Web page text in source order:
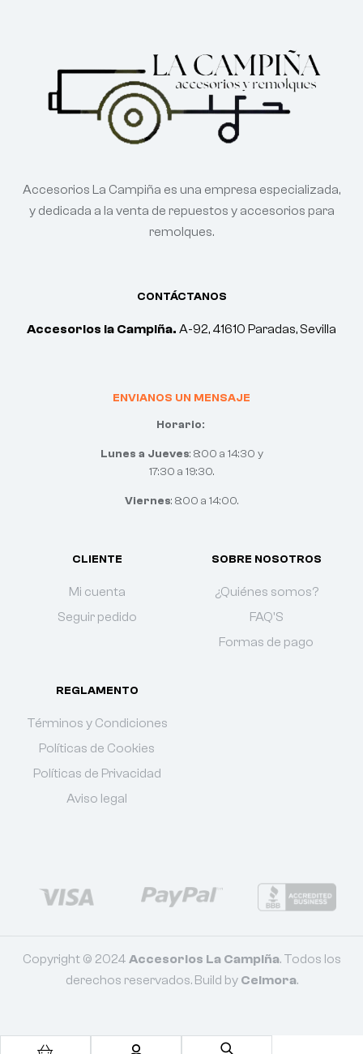
CONTÁCTANOS
Accesorios la Campiña. A-92, 41610 Paradas, Sevilla
ENVIANOS UN MENSAJE
Horario:
Lunes a Jueves: 8:00 a 14:30 y
17:30 a 19:30.
Viernes: 8:00 a 14:00.
CLIENTE
Mi cuenta
Seguir pedido
SOBRE NOSOTROS
¿Quiénes somos?
FAQ'S
Formas de pago
REGLAMENTO
Términos y Condiciones
Políticas de Cookies
Políticas de Privacidad
Aviso legal
Accesorios La Campiña es una empresa especializada,
y dedicada a la venta de repuestos y accesorios para
remolques.
Copyright © 2024 Accesorios La Campiña. Todos los
derechos reservados. Build byCelmora.